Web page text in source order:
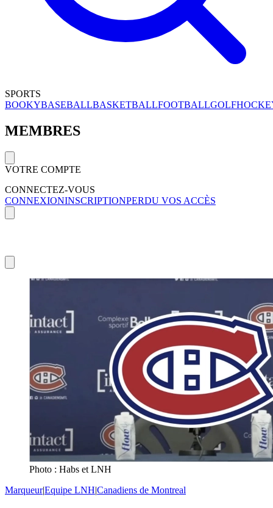
SPORTS
BOOKYBASEBALLBASKETBALLFOOTBALLGOLF
MEMBRES
VOTRE COMPTE
CONNECTEZ-VOUS
CONNEXIONINSCRIPTIONPERDU VOS ACCÈS
Photo : Habs et LNH
Marqueur|Equipe LNH|Canadiens de Montreal